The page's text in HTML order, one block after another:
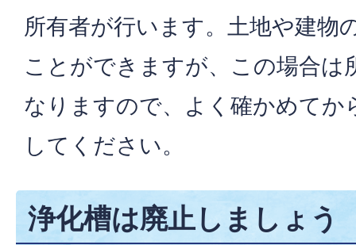
所有者が行います。土地や建物
ことができますが、この場合は
なりますので、よく確かめてか
してください。
浄化槽は廃止しましょう